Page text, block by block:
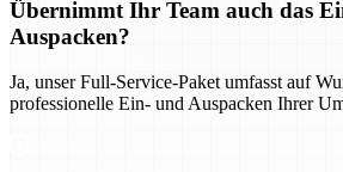
Übernimmt Ihr Team auch das
Auspacken?
Ja, unser Full-Service-Paket umfasst auf
professionelle Ein- und Auspacken Ihrer